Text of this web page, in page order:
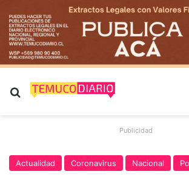
Buscar por
Publicidad
Actualidad Coronavirus Nacional